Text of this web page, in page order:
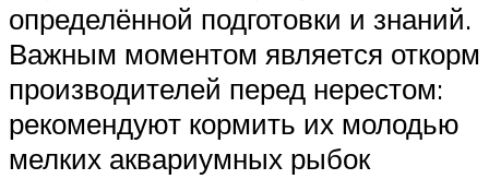
определённой подготовки и знаний.
Важным моментом является откорм
производителей перед нерестом:
рекомендуют кормить их молодью
мелких аквариумных рыбок